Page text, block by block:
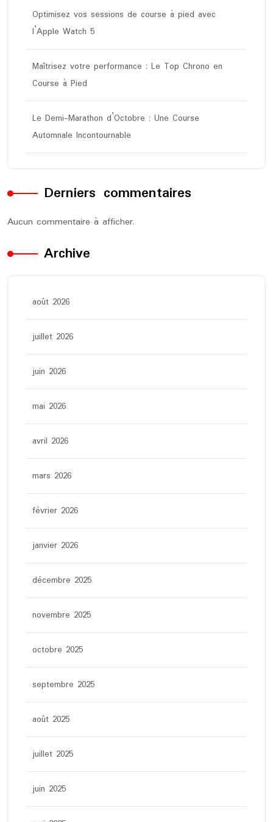
Optimisez vos sessions de course à pied avec
l’Apple Watch 5
Maîtrisez votre performance : Le Top Chrono en
Course à Pied
Le Demi-Marathon d’Octobre : Une Course
Automnale Incontournable
Derniers commentaires
Aucun commentaire à afficher.
Archive
août 2026
juillet 2026
juin 2026
mai 2026
avril 2026
mars 2026
février 2026
janvier 2026
décembre 2025
novembre 2025
octobre 2025
septembre 2025
août 2025
juillet 2025
juin 2025